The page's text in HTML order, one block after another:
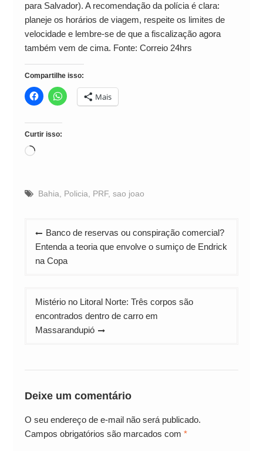
para Salvador). A recomendação da polícia é clara:
planeje os horários de viagem, respeite os limites de
velocidade e lembre-se de que a fiscalização agora
também vem de cima. Fonte: Correio 24hrs
Compartilhe isso:
Mais
Curtir isso:
Carregando...
Bahia Policia PRF, sao joao
Navegação
de
Post
Banco de reservas ou conspiração comercial?
Entenda a teoria que envolve o sumiço de Endrick
na Copa
Mistério no Litoral Norte: Três corpos são
encontrados dentro de carro em
Massarandupió
Deixe um comentário
O seu endereço de e-mail não será publicado.
Campos obrigatórios são marcados com *